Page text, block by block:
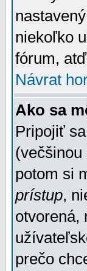
niekoľko
fórum,
Návrat
Ako sa
Pripojiť
potom si
prístup,
otvorená,
prečo